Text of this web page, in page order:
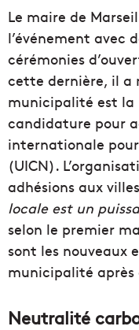
Le maire de
l’événement avec
cérémonies
cette dernière, il a
municipalité est la
candidature pour
internationale
(UICN).
adhésions aux
locale est un
selon le premier
sont les nouveaux
municipalité après
Neutralité